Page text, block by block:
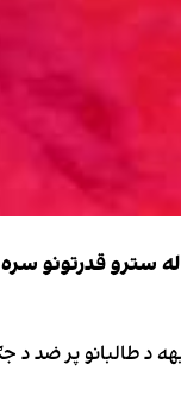
سترو قدرتونو سره
د طالبانو پر ضد